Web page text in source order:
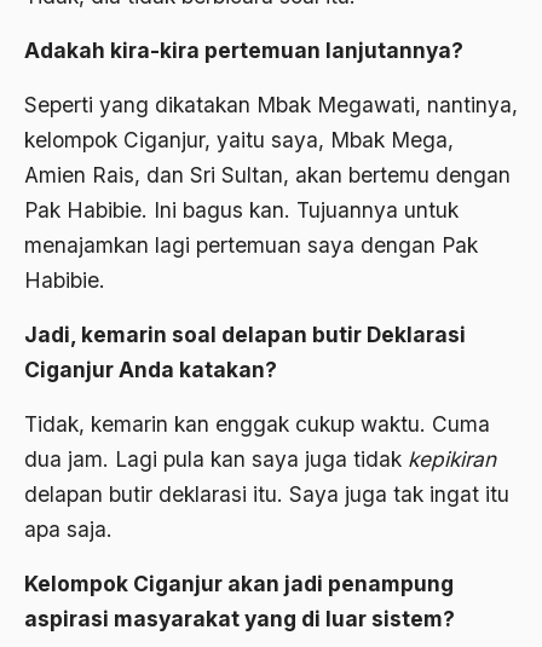
Adakah kira-kira pertemuan lanjutannya?
Seperti yang dikatakan Mbak Megawati, nantinya,
kelompok Ciganjur, yaitu saya, Mbak Mega,
Amien Rais, dan Sri Sultan, akan bertemu dengan
Pak Habibie. Ini bagus kan. Tujuannya untuk
menajamkan lagi pertemuan saya dengan Pak
Habibie.
Jadi, kemarin soal delapan butir Deklarasi
Ciganjur Anda katakan?
Tidak, kemarin kan enggak cukup waktu. Cuma
dua jam. Lagi pula kan saya juga tidak kepikiran
delapan butir deklarasi itu. Saya juga tak ingat itu
apa saja.
Kelompok Ciganjur akan jadi penampung
aspirasi masyarakat yang di luar sistem?
Akademi Betawi
Akademi Jakarta
Akbar tanjung
akhlak
Akidah
Aktivis
Aktivis Muda
akulturasi
akulturasi budaya
Al Asnawi
al qaeda